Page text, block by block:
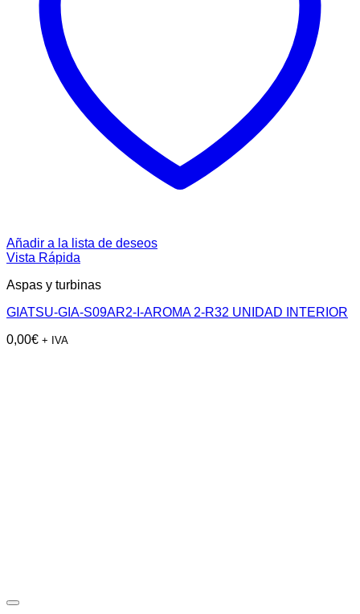
Añadir a la lista de deseos
Vista Rápida
Aspas y turbinas
GIATSU-GIA-S09AR2-I-AROMA 2-R32 UNIDAD INTERIOR
0,00€ + IVA